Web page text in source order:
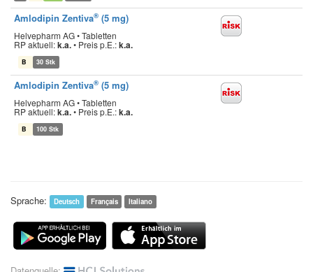
Amlodipin Zentiva® (5 mg)
Helvepharm AG • Tabletten
RP aktuell:k.a.• Preis p.E.:k.a.
B 30 Stk
Amlodipin Zentiva® (5 mg)
Helvepharm AG • Tabletten
RP aktuell:k.a.• Preis p.E.:k.a.
B 100 Stk
Sprache: Deutsch Français Italiano